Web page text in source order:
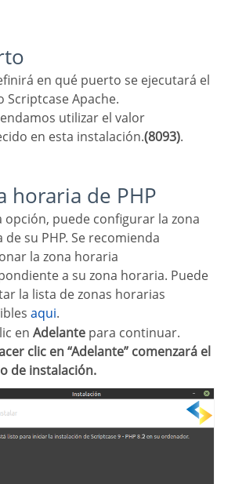
Scriptcase Apache.
utilizar el valor
en esta instalación.(8093).
horaria de PHP
su PHP. Se recomienda
la zona horaria
a su zona horaria. Puede
la lista de zonas horarias
aqui.
en Adelante para continuar.
de instalación.